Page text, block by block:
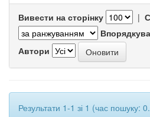
Вивести на сторінку |
Автори
Результати 1-1 зі 1 (час пошуку: